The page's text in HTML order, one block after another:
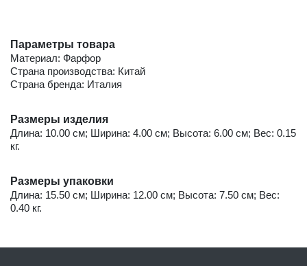
Параметры товара
Материал: Фарфор
Страна производства: Китай
Страна бренда: Италия
Размеры изделия
Длина: 10.00 см; Ширина: 4.00 см; Высота: 6.00 см; Вес: 0.15
кг.
Размеры упаковки
Длина: 15.50 см; Ширина: 12.00 см; Высота: 7.50 см; Вес:
0.40 кг.